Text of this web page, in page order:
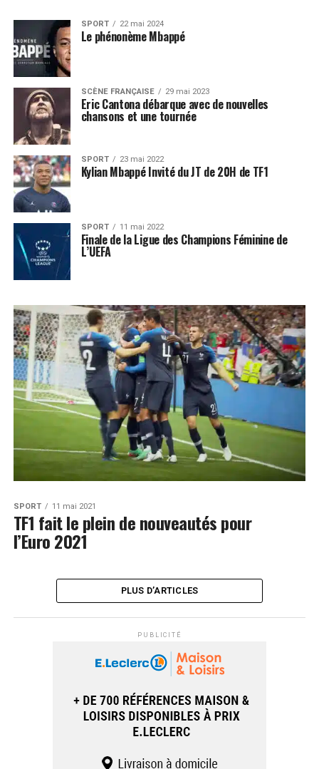
SPORT 22 mai 2024
Le phénonème Mbappé
SCÈNE FRANÇAISE 29 mai 2023
Eric Cantona débarque avec de nouvelles
chansons et une tournée
SPORT 23 mai 2022
Kylian Mbappé Invité du JT de 20H de TF1
SPORT 11 mai 2022
Finale de la Ligue des Champions Féminine de
L’UEFA
SPORT 11 mai 2021
TF1 fait le plein de nouveautés pour
l’Euro 2021
PLUS D’ARTICLES
PUBLICITÉ